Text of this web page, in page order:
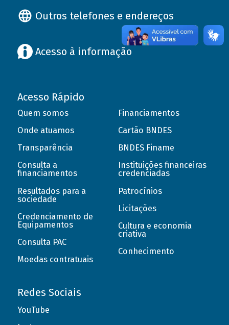
Outros telefones e endereços
Acesso à informação
Acesso Rápido
Quem somos
Onde atuamos
Transparência
Consulta a
financiamentos
Resultados para a
sociedade
Credenciamento de
Equipamentos
Consulta PAC
Moedas contratuais
Financiamentos
Cartão BNDES
BNDES Finame
Instituições financeiras
credenciadas
Patrocínios
Licitações
Cultura e economia
criativa
Conhecimento
Redes Sociais
YouTube